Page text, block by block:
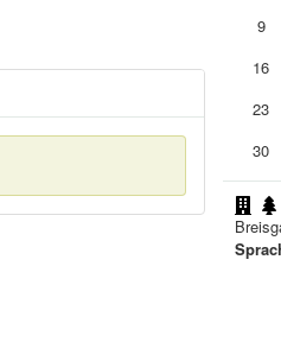
9
16
23
30